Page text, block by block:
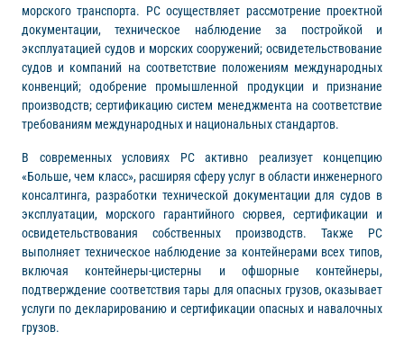
морского транспорта. РС осуществляет рассмотрение проектной
документации, техническое наблюдение за постройкой и
эксплуатацией судов и морских сооружений; освидетельствование
судов и компаний на соответствие положениям международных
конвенций; одобрение промышленной продукции и признание
производств; сертификацию систем менеджмента на соответствие
требованиям международных и национальных стандартов.
В современных условиях РС активно реализует концепцию
«Больше, чем класс», расширяя сферу услуг в области инженерного
консалтинга, разработки технической документации для судов в
эксплуатации, морского гарантийного сюрвея, сертификации и
освидетельствования собственных производств. Также РС
выполняет техническое наблюдение за контейнерами всех типов,
включая контейнеры-цистерны и офшорные контейнеры,
подтверждение соответствия тары для опасных грузов, оказывает
услуги по декларированию и сертификации опасных и навалочных
грузов.